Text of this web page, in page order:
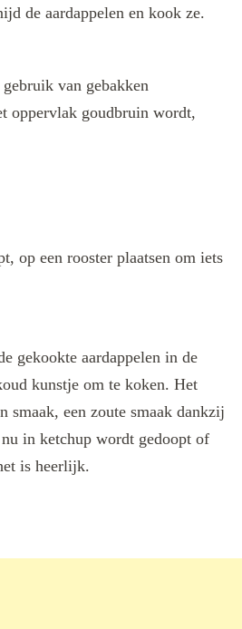
de aardappelen en kook ze.
van gebakken
oppervlak goudbruin wordt,
op een rooster plaatsen om iets
gekookte aardappelen in de
kunstje om te koken. Het
smaak, een zoute smaak dankzij
in ketchup wordt gedoopt of
is heerlijk.